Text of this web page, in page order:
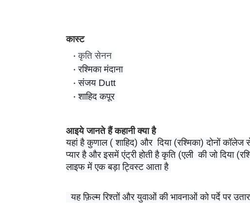
कास्ट
कृति सेनन
रश्मिका मंदाना
संजय Dutt
शाहिद कपूर
आइये जानते हैं कहानी क्या है
यहां है कुणाल ( शाहिद) और  दिया (रश्मिका) दोनों
प्यार है और इसमें एंट्री होती है कृति (एली  की जो दिया
लाइफ में एक बड़ा ट्विस्ट आता है
यह फ़िल्म रिश्तों और युवाओं की भावनाओं को पर्दे पर